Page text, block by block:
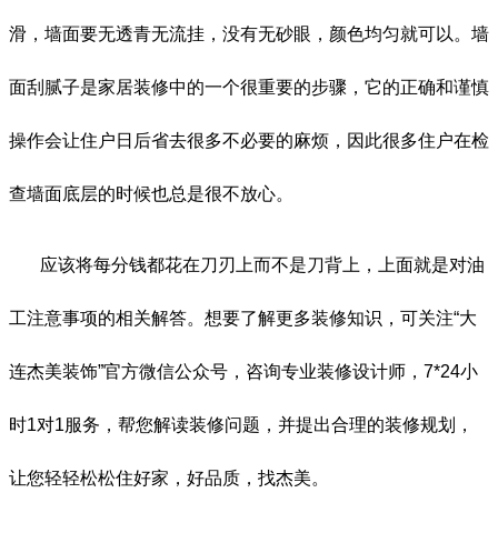
滑，墙面要无透青无流挂，没有无砂眼，颜色均匀就可以。墙
面刮腻子是家居装修中的一个很重要的步骤，它的正确和谨慎
操作会让住户日后省去很多不必要的麻烦，因此很多住户在检
查墙面底层的时候也总是很不放心。
应该将每分钱都花在刀刃上而不是刀背上，上面就是对油
工注意事项的相关解答。想要了解更多装修知识，可关注“大
连杰美装饰”官方微信公众号，咨询专业装修设计师， 7*24小
时1对1服务，帮您解读装修问题，并提出合理的装修规划，
让您轻轻松松住好家，好品质，找杰美。